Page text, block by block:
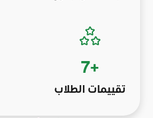
+
7
تقييمات الطلاب